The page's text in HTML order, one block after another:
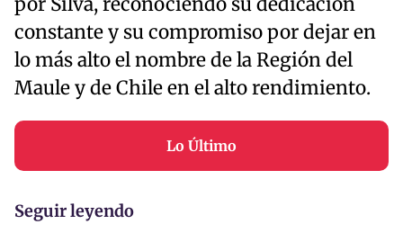
por Silva, reconociendo su dedicación
constante y su compromiso por dejar en
lo más alto el nombre de la Región del
Maule y de Chile en el alto rendimiento.
Lo Último
Seguir leyendo